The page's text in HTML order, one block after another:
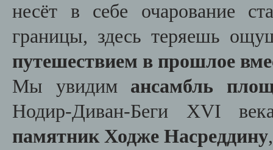
несёт в себе очарование
границы, здесь теряешь
путешествием в прошлое
Мы увидим ансамбль
Нодир-Диван-Беги XVI
памятник Ходже Насреддину